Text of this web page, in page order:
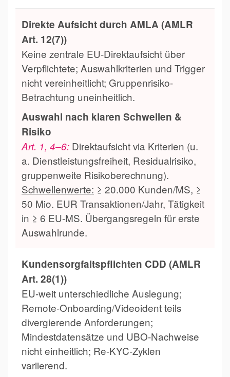
Direkte Aufsicht durch AMLA (AMLR
Art. 12(7))
Keine zentrale EU-Direktaufsicht über
Verpflichtete; Auswahlkriterien und Trigger
nicht vereinheitlicht; Gruppenrisiko-
Betrachtung uneinheitlich.
Auswahl nach klaren Schwellen &
Risiko
Art. 1, 4–6: Direktaufsicht via Kriterien (u.
a. Dienstleistungsfreiheit, Residualrisiko,
gruppenweite Risikoberechnung).
Schwellenwerte: ≥ 20.000 Kunden/MS, ≥
50 Mio. EUR Transaktionen/Jahr, Tätigkeit
in ≥ 6 EU-MS. Übergangsregeln für erste
Auswahlrunde.
Kundensorgfaltspflichten CDD (AMLR
Art. 28(1))
EU-weit unterschiedliche Auslegung;
Remote-Onboarding/Videoident teils
divergierende Anforderungen;
Mindestdatensätze und UBO-Nachweise
nicht einheitlich; Re-KYC-Zyklen
variierend.